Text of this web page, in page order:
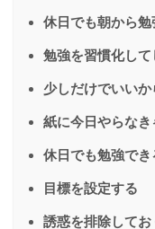
休日でも朝から勉
勉強を習慣化して
少しだけでいい
紙に今日やらな
休日でも勉強で
目標を設定する
誘惑を排除してお